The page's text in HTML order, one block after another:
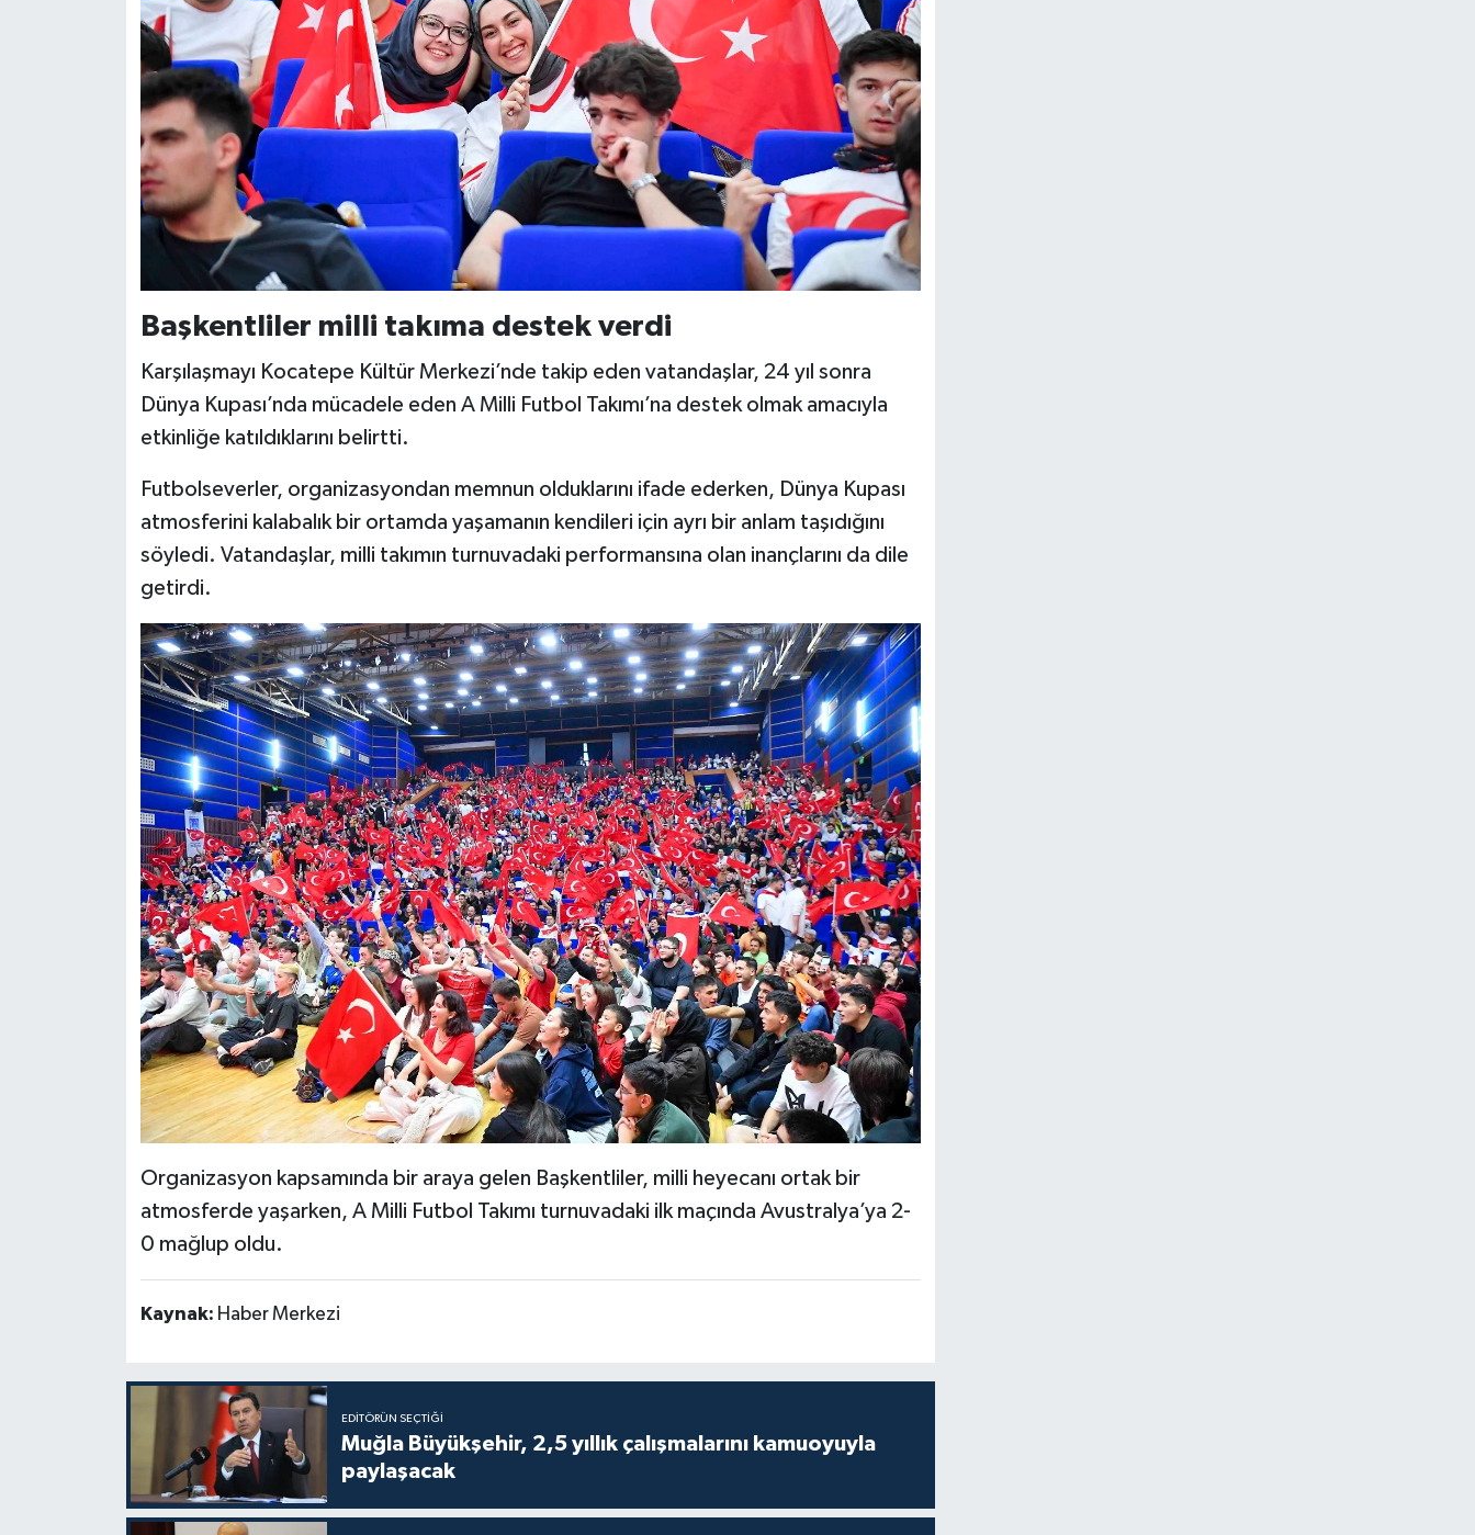
Başkentliler milli takıma destek verdi
Karşılaşmayı Kocatepe Kültür Merkezi’nde takip eden vatandaşlar, 24 yıl sonra
Dünya Kupası’nda mücadele eden A Milli Futbol Takımı’na destek olmak amacıyla
etkinliğe katıldıklarını belirtti.
Futbolseverler, organizasyondan memnun olduklarını ifade ederken, Dünya Kupası
atmosferini kalabalık bir ortamda yaşamanın kendileri için ayrı bir anlam taşıdığını
söyledi. Vatandaşlar, milli takımın turnuvadaki performansına olan inançlarını da dile
getirdi.
Organizasyon kapsamında bir araya gelen Başkentliler, milli heyecanı ortak bir
atmosferde yaşarken, A Milli Futbol Takımı turnuvadaki ilk maçında Avustralya’ya 2-
0 mağlup oldu.
Kaynak: Haber Merkezi
EDITÖRÜN SEÇTIĞI
Muğla Büyükşehir, 2,5 yıllık çalışmalarını kamuoyuyla
paylaşacak